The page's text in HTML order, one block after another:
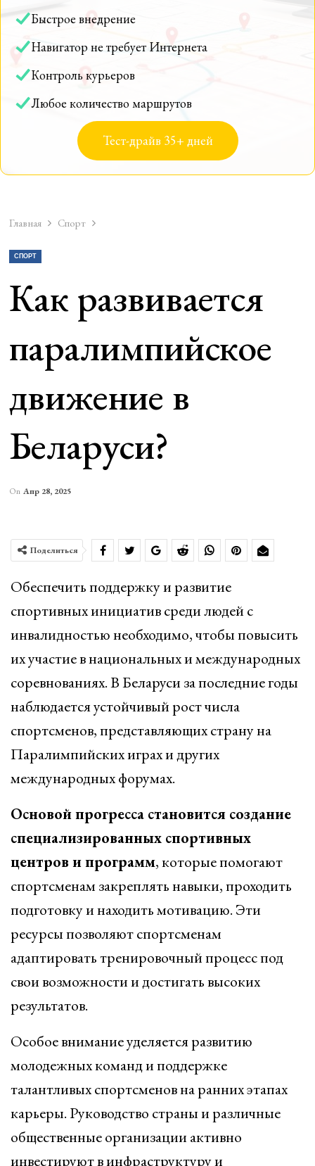
Быстрое внедрение
Навигатор не требует Интернета
Контроль курьеров
Любое количество маршрутов
Тест-драйв 35+ дней
Главная Спорт
СПОРТ
Как развивается
паралимпийское
движение в
Беларуси?
On Апр 28, 2025
Поделиться
Обеспечить поддержку и развитие
спортивных инициатив среди людей с
инвалидностью необходимо, чтобы повысить
их участие в национальных и международных
соревнованиях. В Беларуси за последние годы
наблюдается устойчивый рост числа
спортсменов, представляющих страну на
Паралимпийских играх и других
международных форумах.
Основой прогресса становится создание
специализированных спортивных
центров и программ, которые помогают
спортсменам закреплять навыки, проходить
подготовку и находить мотивацию. Эти
ресурсы позволяют спортсменам
адаптировать тренировочный процесс под
свои возможности и достигать высоких
результатов.
Особое внимание уделяется развитию
молодежных команд и поддержке
талантливых спортсменов на ранних этапах
карьеры. Руководство страны и различные
общественные организации активно
инвестируют в инфраструктуру и